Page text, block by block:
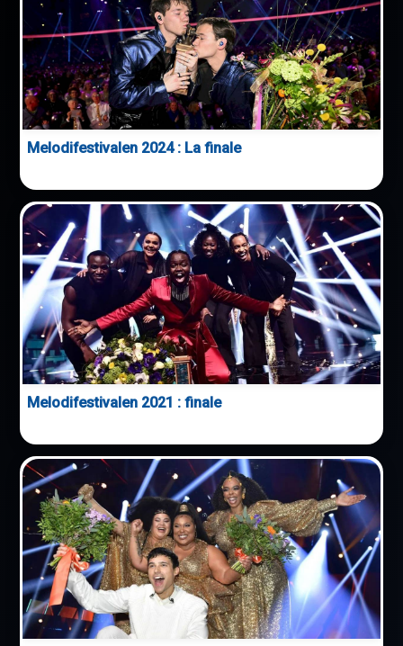
Melodifestivalen 2024 : La finale
Melodifestivalen 2021 : finale